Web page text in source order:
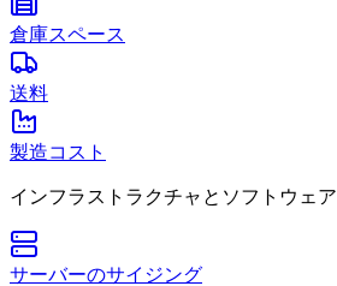
倉庫スペース
送料
製造コスト
インフラストラクチャとソフトウェア
サーバーのサイジング